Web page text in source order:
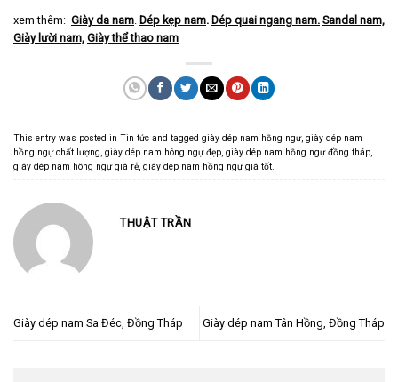
xem thêm: Giày da nam. Dép kẹp nam. Dép quai ngang nam. Sandal nam,
Giày lười nam, Giày thể thao nam
This entry was posted in Tin tức and tagged giày dép nam hồng ngư, giày dép nam
hồng ngự chất lượng, giày dép nam hông ngự đẹp, giày dép nam hồng ngự đồng tháp,
giày dép nam hông ngự giá rẻ, giày dép nam hồng ngự giá tốt.
THUẬT TRẦN
Giày dép nam Sa Đéc, Đồng Tháp Giày dép nam Tân Hồng, Đồng Tháp